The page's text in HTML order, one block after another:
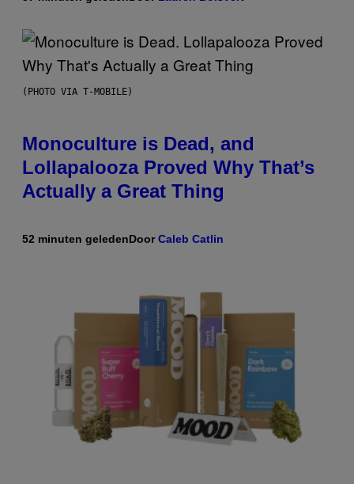
(PHOTO VIA T-MOBILE)
Monoculture is Dead, and
Lollapalooza Proved Why That’s
Actually a Great Thing
52 minuten geledenDoorCaleb Catlin